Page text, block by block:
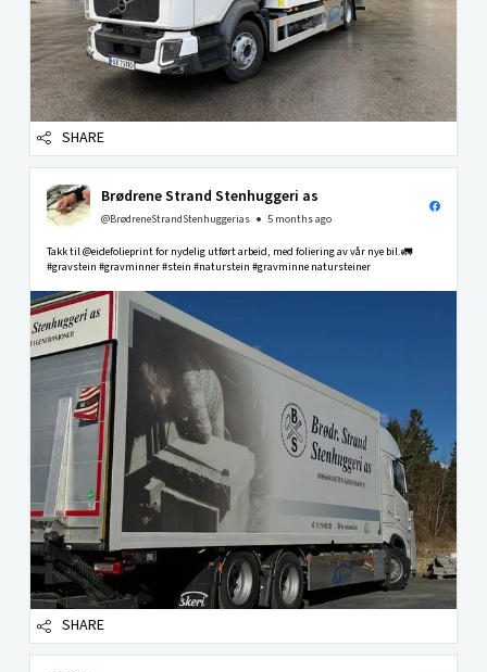
SHARE
Brødrene Strand Stenhuggeri as
@BrødreneStrandStenhuggerias 5 months ago
Takk til @eidefolieprint for nydelig utført arbeid, med foliering av vår nye bil.🚛
#gravstein #gravminner #stein #naturstein #gravminne natursteiner
SHARE